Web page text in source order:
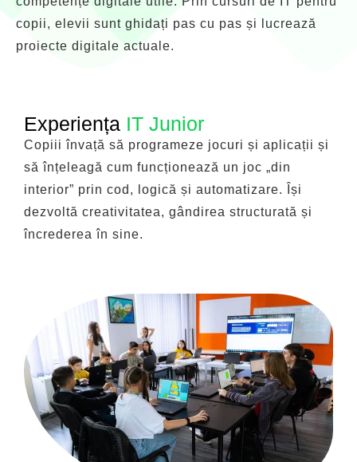
copii, elevii sunt ghidați pas cu pas și lucrează
proiecte digitale actuale.
Experiența IT Junior
Copiii învață să programeze jocuri și aplicații și
să înțeleagă cum funcționează un joc „din
interior” prin cod, logică și automatizare. Își
dezvoltă creativitatea, gândirea structurată și
încrederea în sine.